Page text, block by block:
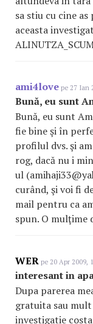
sa stiu cu cine
aceasta
ami4love pe 27 Ian
Bună, eu sunt
Bună, eu sunt
fie bine şi în
profilul dvs. şi
rog, dacă nu i
ul
curând, şi voi fi
mail pentru ca
spun. O mulţime
WER pe 20 Apr 2009,
interesant in
Dupa parerea
gratuita sau
investigatie